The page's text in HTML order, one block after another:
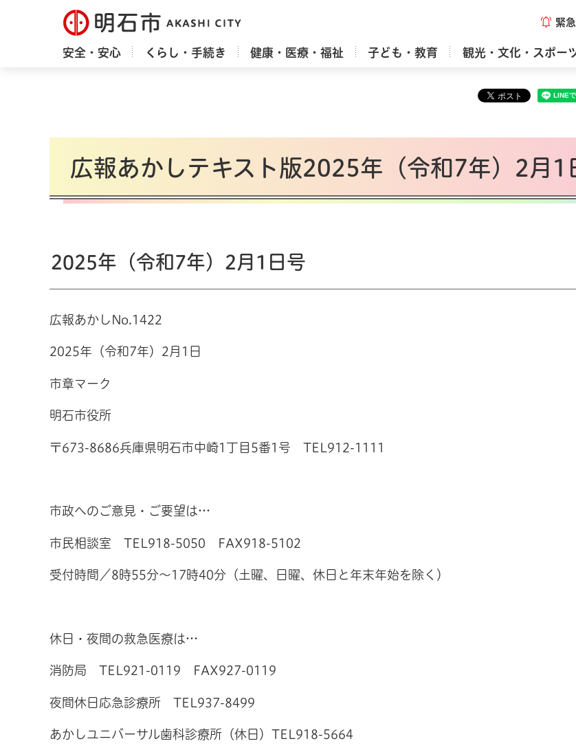
明石市 緊
安全・安心 くらし・手続き 健康・医療・福祉 子ども・教育 観光・文化・スポー
広報あかしテキスト版2025年（令和7年）2月1
2025年（令和7年）2月1日号
広報あかしNo.1422
2025年（令和7年）2月1日
市章マーク
明石市役所
〒673-8686兵庫県明石市中崎1丁目5番1号 TEL912-1111
市政へのご意見・ご要望は…
市民相談室 TEL918-5050 FAX918-5102
受付時間／8時55分～17時40分（土曜、日曜、休日と年末年始を除く）
休日・夜間の救急医療は…
消防局 TEL921-0119 FAX927-0119
夜間休日応急診療所 TEL937-8499
あかしユニバーサル歯科診療所（休日）TEL918-5664